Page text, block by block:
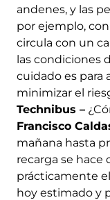
andenes, y las
por ejemplo,
circula con un
las condiciones
cuidado es para
minimizar el
Technibus –
Francisco
mañana hasta
recarga se
prácticamente
hoy estimado y